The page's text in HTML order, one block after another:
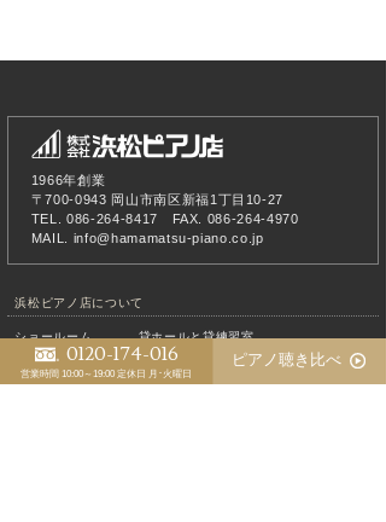
0120-174-016
営業時間 10:00～19:00 定休日 月･火曜日
1966年創業
〒700-0943 岡山市南区新福1丁目10-27
TEL. 086-264-8417 FAX. 086-264-4970
MAIL. info@hamamatsu-piano.co.jp
浜松ピアノ店について
ショールーム 貸ホールと貸練習室
アクセス スタッフ紹介 音声案内
ピアノ聴き比べ